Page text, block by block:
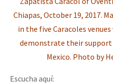
Escucha aquí: